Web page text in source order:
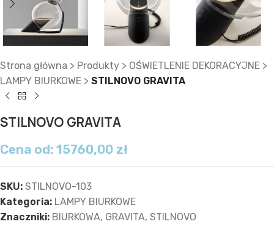
Strona główna > Produkty > OŚWIETLENIE DEKORACYJNE >
LAMPY BIURKOWE > STILNOVO GRAVITA
STILNOVO GRAVITA
Cena od: 15760,00 zł
SKU: STILNOVO-103
Kategoria: LAMPY BIURKOWE
Znaczniki: BIURKOWA, GRAVITA, STILNOVO